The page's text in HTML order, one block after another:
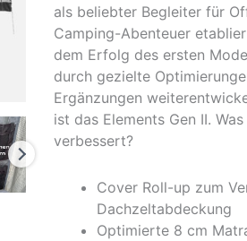
als beliebter Begleiter für
Camping-Abenteuer
dem Erfolg des ersten
durch gezielte
Ergänzungen
ist das Elements Gen II.
verbessert?
Cover Roll-up zum
Dachzeltabdeckung
Optimierte 8 cm